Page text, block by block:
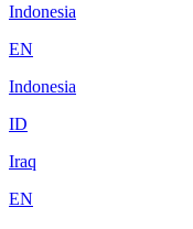
Indonesia
EN
Indonesia
ID
Iraq
EN